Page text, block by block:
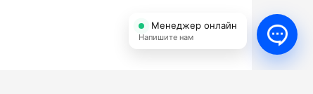
Менеджер онлайн
Напишите нам